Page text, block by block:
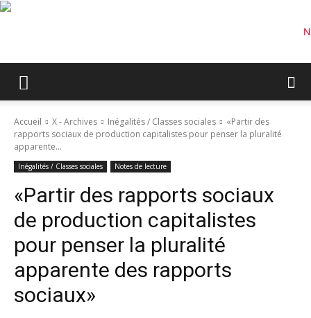
Accueil X - Archives Inégalités / Classes sociales
«Partir des
rapports sociaux de production capitalistes pour penser la pluralité
apparente...
Inégalités / Classes sociales Notes de lecture
«Partir des rapports sociaux
de production capitalistes
pour penser la pluralité
apparente des rapports
sociaux»